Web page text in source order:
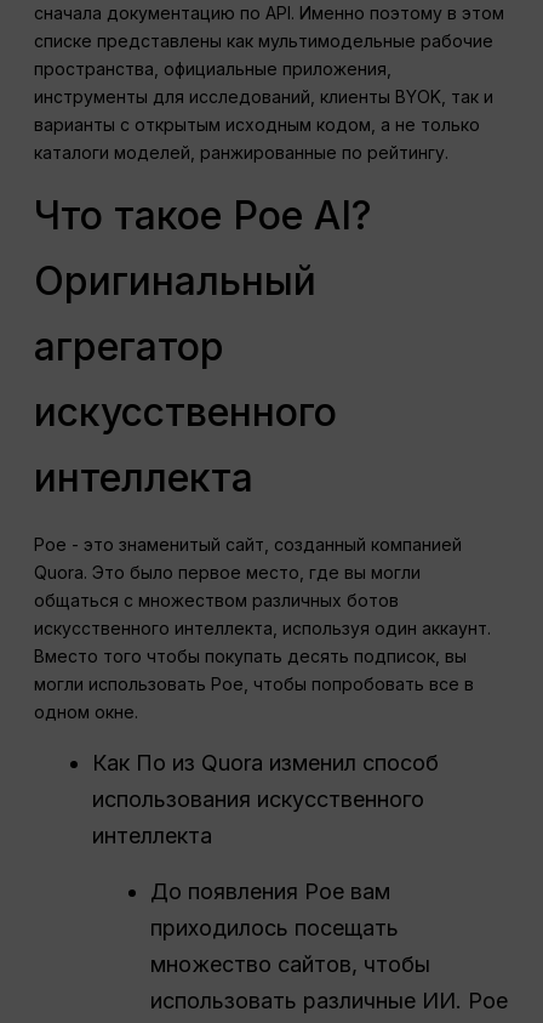
сначала документацию по API. Именно поэтому в этом
списке представлены как мультимодельные рабочие
пространства, официальные приложения,
инструменты для исследований, клиенты BYOK, так и
варианты с открытым исходным кодом, а не только
каталоги моделей, ранжированные по рейтингу.
Что такое Poe AI?
Оригинальный
агрегатор
искусственного
интеллекта
Poe - это знаменитый сайт, созданный компанией
Quora. Это было первое место, где вы могли
общаться с множеством различных ботов
искусственного интеллекта, используя один аккаунт.
Вместо того чтобы покупать десять подписок, вы
могли использовать Poe, чтобы попробовать все в
одном окне.
Как По из Quora изменил способ
использования искусственного
интеллекта
До появления Poe вам
приходилось посещать
множество сайтов, чтобы
использовать различные ИИ. Poe